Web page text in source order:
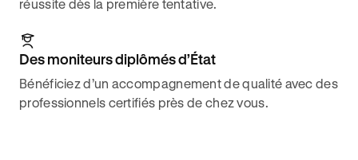
réussite dès la première tentative.
Des moniteurs diplômés d’État
Bénéficiez d’un accompagnement de qualité avec des
professionnels certifiés près de chez vous.